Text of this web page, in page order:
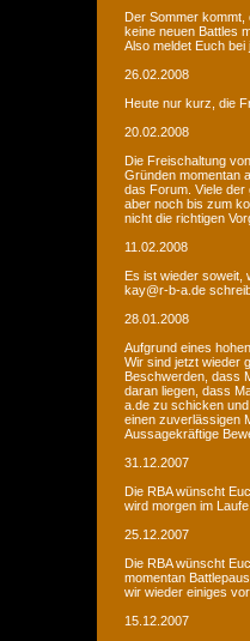
Der Sommer kommt,
keine neuen Battles
Also meldet Euch
26.02.2008
Heute nur kurz, die
20.02.2008
Die Freischaltung
Gründen momentan
das Forum. Viele
aber noch bis zum
nicht die richtigen
11.02.2008
Es ist wieder soweit,
kay@r-b-a.de
28.01.2008
Aufgrund eines
Wir sind jetzt wieder
Beschwerden, dass
daran liegen, dass
a.de zu schicken
einen zuverlässigen
Aussagekräftige
31.12.2007
Die RBA wünscht
wird morgen im
25.12.2007
Die RBA wünscht
momentan
wir wieder einiges
15.12.2007